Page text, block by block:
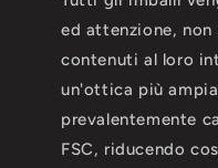
ed attenzione,
contenuti al loro
un'ottica più
prevalentemente
FSC, riducendo